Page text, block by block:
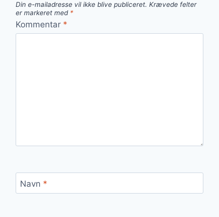
Din e-mailadresse vil ikke blive publiceret. Krævede felter
er markeret med *
Kommentar *
Navn *